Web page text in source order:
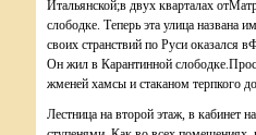
Итальянской;в двух кварталах
слободке. Теперь эта улица названа
своих странствий по Руси оказался
Он жил в Карантинной
жменей хамсы и стаканом терпкого
Лестница на второй этаж, в кабинет